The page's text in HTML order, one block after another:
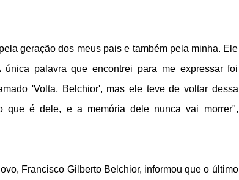
geração dos meus pais e também pela minha. Ele
palavra que encontrei para me expressar foi
'Volta, Belchior', mas ele teve de voltar dessa
que é dele, e a memória dele nunca vai morrer",
Francisco Gilberto Belchior, informou que o último